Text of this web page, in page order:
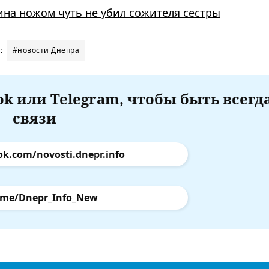
ножом чуть не убил сожителя сестры
#новости Днепра
или Telegram, чтобы быть
связи
novosti.dnepr.info
Dnepr_Info_New